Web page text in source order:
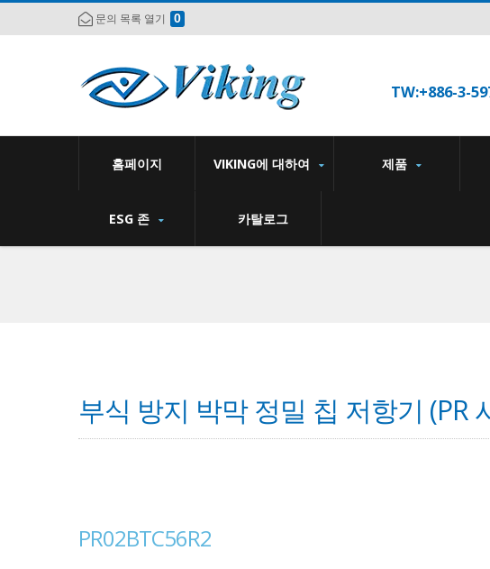
문의 목록 열기 0
TW:+886-3-
홈페이지 VIKING에 대하여 제품
ESG 존 카탈로그
부식 방지 박막 정밀 칩 저항기 (PR
PR02BTC56R2